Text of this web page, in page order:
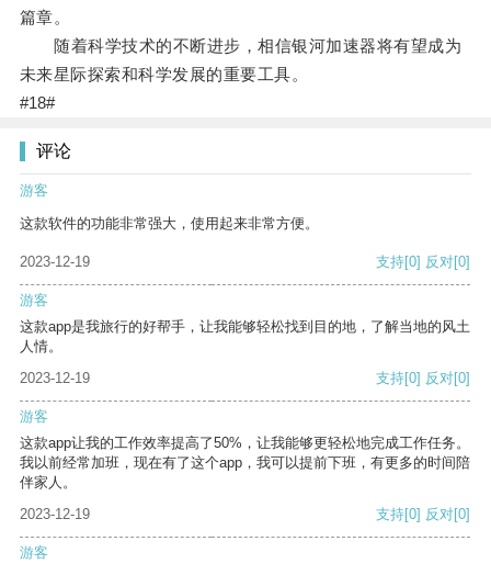
篇章。
随着科学技术的不断进步，相信银河加速器将有望成为
未来星际探索和科学发展的重要工具。
#18#
评论
游客
这款软件的功能非常强大，使用起来非常方便。
2023-12-19 支持[0] 反对[0]
游客
这款app是我旅行的好帮手，让我能够轻松找到目的地，了解当地的风土
人情。
2023-12-19
支持[0] 反对[0]
游客
这款app让我的工作效率提高了50%，让我能够更轻松地完成工作任务。
我以前经常加班，现在有了这个app，我可以提前下班，有更多的时间陪
伴家人。
2023-12-19
支持[0] 反对[0]
游客